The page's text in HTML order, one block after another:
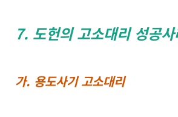
7. 도헌의 고소대리 성공
가. 용도사기 고소대리